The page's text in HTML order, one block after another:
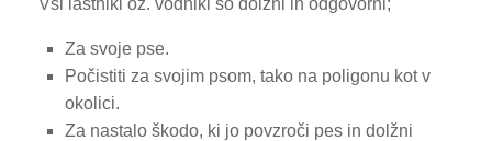
Vsi lastniki oz. vodniki so dolžni in odgovorni;
Za svoje pse.
Počistiti za svojim psom, tako na poligonu kot v
okolici.
Za nastalo škodo, ki jo povzroči pes in dolžni